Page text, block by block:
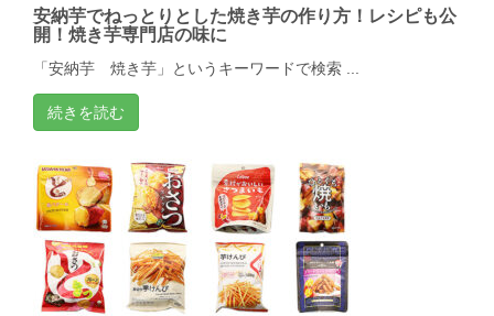
安納芋でねっとりとした焼き芋の作り方！レシピも公
開！焼き芋専門店の味に
「安納芋 焼き芋」というキーワードで検索 ...
続きを読む